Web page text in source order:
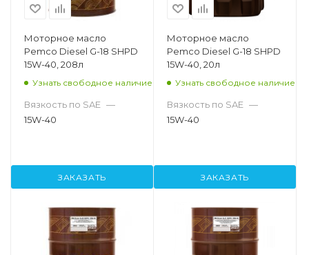
Моторное масло
Pemco Diesel G-18 SHPD
15W-40, 208л
Узнать свободное наличие
Вязкость по SAE —
15W-40
ЗАКАЗАТЬ
Моторное масло
Pemco Diesel G-18 SHPD
15W-40, 20л
Узнать свободное наличие
Вязкость по SAE —
15W-40
ЗАКАЗАТЬ